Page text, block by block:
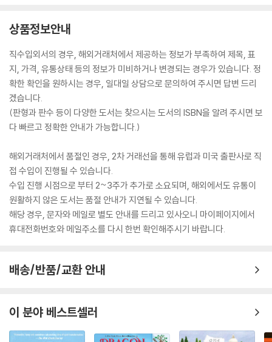
상품정보안내
직수입외서의 경우, 해외거래처에서 제공하는 정보가 부족하여 제목, 표
지, 가격, 유통상태 등의 정보가 미비하거나 변경되는 경우가 있습니다. 정
확한 확인을 원하시는 경우, 일대일 상담으로 문의하여 주시면 답변 드리
겠습니다.
(판형과 판수 등이 다양한 도서는 찾으시는 도서의 ISBN을 알려 주시면 보
다 빠르고 정확한 안내가 가능합니다.)
해외거래처에서 품절인 경우, 2차 거래선을 통해 유럽과 미국 출판사로 직
접 수입이 진행될 수 있습니다.
수입 진행 시점으로 부터 2~3주가 추가로 소요되며, 해외에서도 유통이
원활하지 않은 도서는 품절 안내가 지연될 수 있습니다.
해당 경우, 문자와 메일로 별도 안내를 드리고 있사오니 마이페이지에서
휴대전화번호와 메일주소를 다시 한번 확인해주시기 바랍니다.
배송/반품/교환 안내
이 분야 베스트셀러